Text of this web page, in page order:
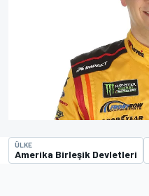
ÜLKE
Amerika Birleşik Devletleri